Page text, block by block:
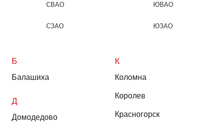
СВАО
СЗАО
ЮВАО
ЮЗАО
Б
Балашиха
Д
Домодедово
К
Коломна
Королев
Красногорск